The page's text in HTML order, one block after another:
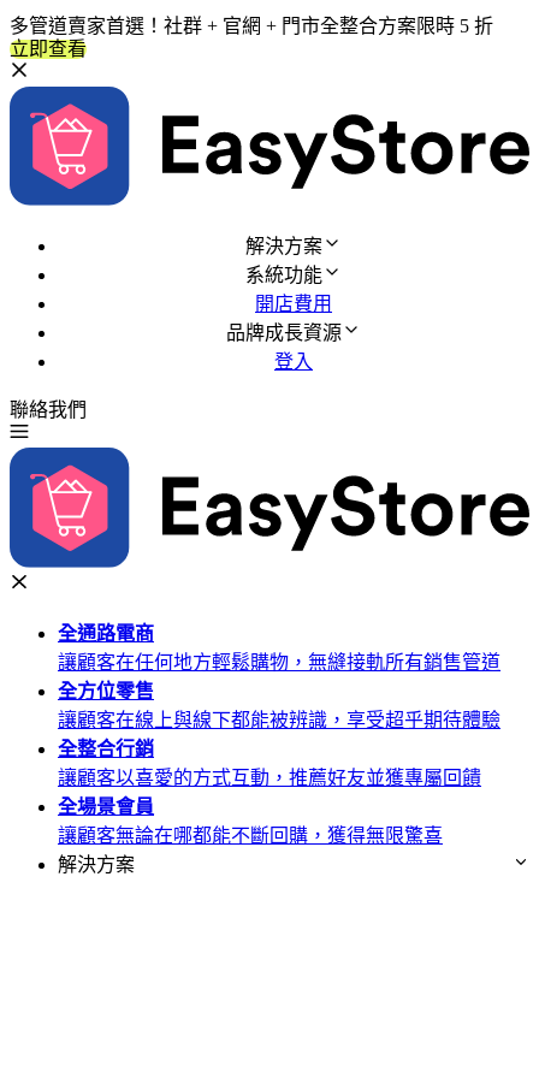
多管道賣家首選！社群 + 官網 + 門市全整合方案限時 5 折
立即查看
解決方案
系統功能
開店費用
品牌成長資源
登入
聯絡我們
全通路電商
讓顧客在任何地方輕鬆購物，無縫接軌所有銷售管道
全方位零售
讓顧客在線上與線下都能被辨識，享受超乎期待體驗
全整合行銷
讓顧客以喜愛的方式互動，推薦好友並獲專屬回饋
全場景會員
讓顧客無論在哪都能不斷回購，獲得無限驚喜
解決方案